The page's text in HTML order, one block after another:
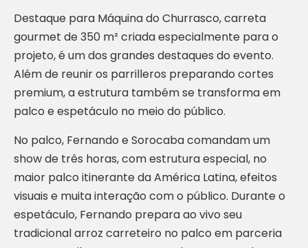
Destaque para Máquina do Churrasco, carreta
gourmet de 350 m² criada especialmente para o
projeto, é um dos grandes destaques do evento.
Além de reunir os parrilleros preparando cortes
premium, a estrutura também se transforma em
palco e espetáculo no meio do público.
No palco, Fernando e Sorocaba comandam um
show de três horas, com estrutura especial, no
maior palco itinerante da América Latina, efeitos
visuais e muita interação com o público. Durante o
espetáculo, Fernando prepara ao vivo seu
tradicional arroz carreteiro no palco em parceria